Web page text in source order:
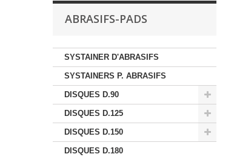
ABRASIFS-PADS
SYSTAINER D'ABRASIFS
SYSTAINERS P. ABRASIFS
DISQUES D.90
DISQUES D.125
DISQUES D.150
DISQUES D.180